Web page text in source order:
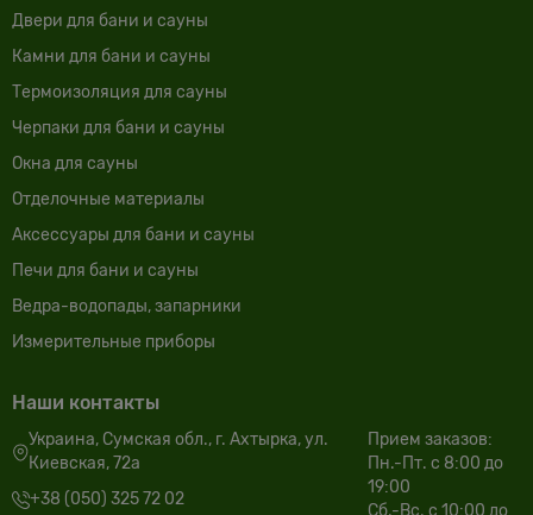
Двери для бани и сауны
Камни для бани и сауны
Термоизоляция для сауны
Черпаки для бани и сауны
Окна для сауны
Отделочные материалы
Аксессуары для бани и сауны
Печи для бани и сауны
Ведра-водопады, запарники
Измерительные приборы
Наши контакты
Украина, Сумская обл., г. Ахтырка, ул.
Киевская, 72а
+38 (050) 325 72 02
Прием заказов:
Пн.-Пт. с 8:00 до
19:00
Сб.-Вс. с 10:00 до